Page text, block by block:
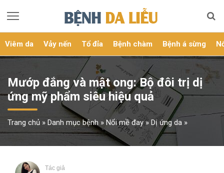
Viêm da Vảy nến Tổ đỉa Bệnh chàm Bệnh á sừng
Mướp đắng và mật ong: Bộ đôi trị dị
ứng mỹ phẩm siêu hiệu quả
Trang chủ » Danh mục bệnh » Nổi mề đay» Dị ứng da »
Tác giả